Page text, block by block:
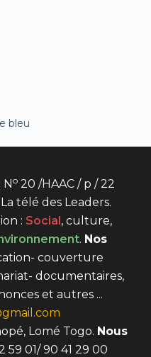
bleu
o20 /HAAC / p / 22
télé des Leaders.
: Social , culture,
. Nos
couverture
documentaires,
et autres ...
Lomé Togo. Nous
59 01/ 90 41 29 00